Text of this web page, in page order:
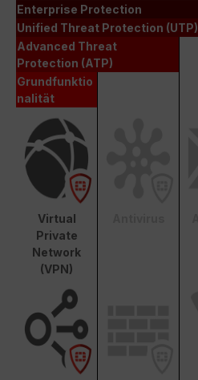
Enterprise Protection
Unified Threat Protection (UTP)
Advanced Threat
Protection (ATP)
Grundfunktio
nalität
Virtual
Private
Network
(VPN)